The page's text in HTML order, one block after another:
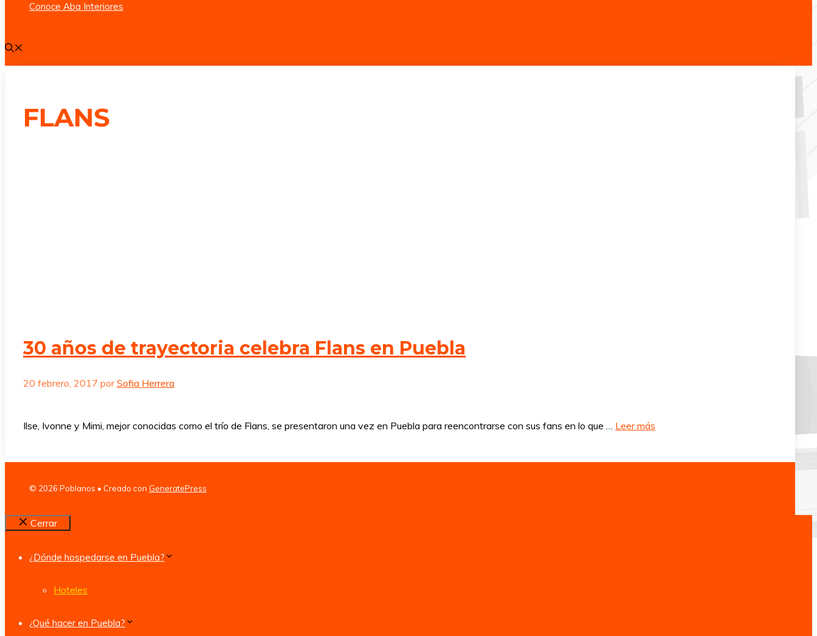
Conoce Aba Interiores
FLANS
30 años de trayectoria celebra Flans en Puebla
20 febrero, 2017 porSofia Herrera
Ilse, Ivonne y Mimi, mejor conocidas como el trío de Flans, se presentaron una vez en Puebla para reencontrarse con sus fans en lo que … Leer más
© 2026 Poblanos • Creado con GeneratePress
Cerrar
¿Dónde hospedarse en Puebla?
Hoteles
¿Qué hacer en Puebla?